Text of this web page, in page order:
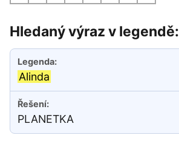
Hledaný výraz v legendě:
Alinda
PLANETKA